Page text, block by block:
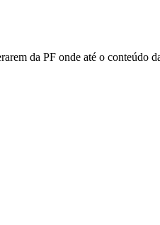
da PF onde até o conteúdo